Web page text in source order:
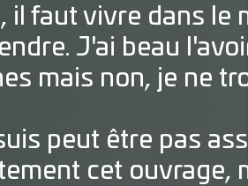
il faut vivre dans le
J'ai beau
mais non, je ne
peut être pas
cet ouvrage,